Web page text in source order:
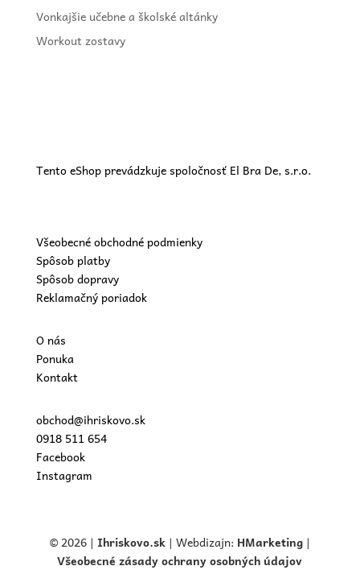
Vonkajšie učebne a školské altánky
Workout zostavy
Tento eShop prevádzkuje spoločnosť El Bra De, s.r.o.
Všeobecné obchodné podmienky
Spôsob platby
Spôsob dopravy
Reklamačný poriadok
O nás
Ponuka
Kontakt
obchod@ihriskovo.sk
0918 511 654
Facebook
Instagram
© 2026 | Ihriskovo.sk| Webdizajn: HMarketing |
Všeobecné zásady ochrany osobných údajov